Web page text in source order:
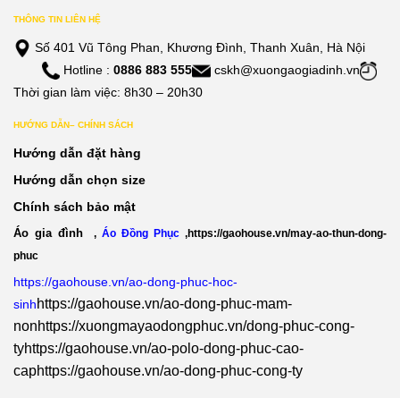
THÔNG TIN LIÊN HỆ
Số 401 Vũ Tông Phan, Khương Đình, Thanh Xuân, Hà Nội
Hotline : 0886 883 555
cskh@xuongaogiadinh.vn
Thời gian làm việc: 8h30 – 20h30
HƯỚNG DẪN– CHÍNH SÁCH
Hướng dẫn đặt hàng
Hướng dẫn chọn size
Chính sách bảo mật
Áo gia đình , Áo Đồng Phục ,https://gaohouse.vn/may-ao-thun-dong-
phuc
https://gaohouse.vn/ao-dong-phuc-hoc-
sinhhttps://gaohouse.vn/ao-dong-phuc-mam-
nonhttps://xuongmayaodongphuc.vn/dong-phuc-cong-
tyhttps://gaohouse.vn/ao-polo-dong-phuc-cao-
caphttps://gaohouse.vn/ao-dong-phuc-cong-ty